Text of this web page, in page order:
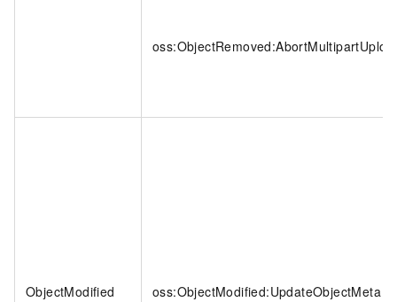
ObjectModified oss:ObjectModified:UpdateObjectMeta